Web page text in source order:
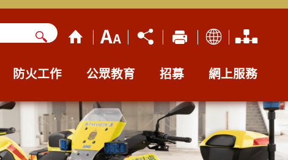
防火工作 公眾教育 招募 網上服務